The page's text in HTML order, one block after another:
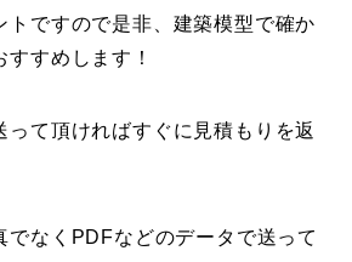
トですので是非、建築模型で確か
すめします！
って頂ければすぐに見積もりを返
でなくPDFなどのデータで送って